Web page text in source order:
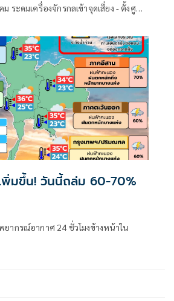
ระดมเครื่องจักรกลเข้าจุดเสี่ยง - ตั้งศูนย์
พิ่มขึ้น! วันนี้ถล่ม 60-70%
ากรณ์อากาศ 24 ชั่วโมงข้างหน้าใน